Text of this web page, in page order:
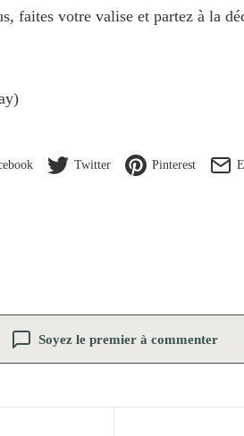
faites votre valise et partez à la
Twitter Pinterest
Soyez le premier à commenter